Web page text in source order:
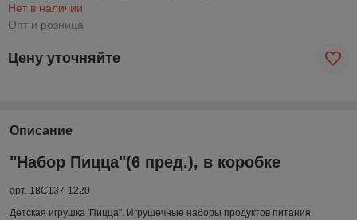
Нет в наличии
Опт и розница
Цену уточняйте
Описание
"Набор Пицца"(6 пред.), в коробке
арт. 18С137-1220
Детская игрушка 'Пицца". Игрушечные наборы продуктов питания.